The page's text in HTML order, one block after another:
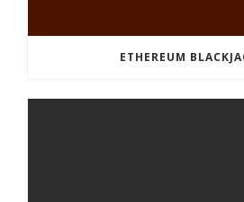
ETHEREUM